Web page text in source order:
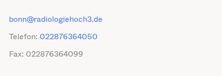
bonn@radiologiehoch3.de
Telefon: 022876364050
Fax: 022876364099